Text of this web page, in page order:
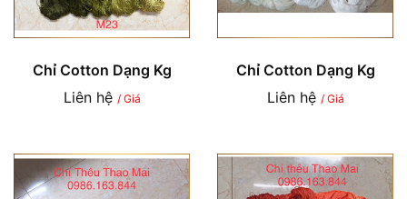
Chỉ Cotton Dạng Kg
Liên hệ / Giá
Chỉ Cotton Dạng Kg
Liên hệ / Giá